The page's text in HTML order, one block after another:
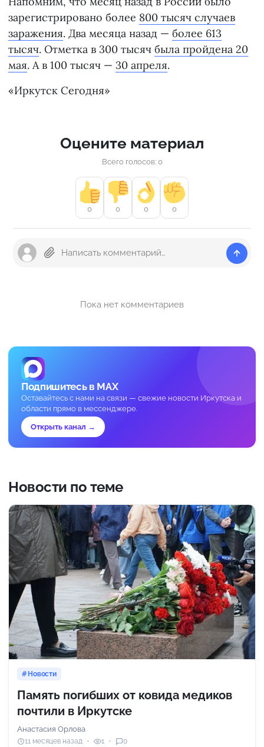
зарегистрировано более 800 тысяч случаев
заражения. Два месяца назад — более 613
тысяч. Отметка в 300 тысяч была пройдена 20
мая. А в 100 тысяч — 30 апреля.
«Иркутск Сегодня»
Оцените материал
Всего голосов: 0
0 0 0 0
Пока нет комментариев
Подпишитесь в MAX
Оставайтесь с нами на связи — свежие новости Иркутска и
области прямо в мессенджере.
Открыть канал →
Новости по теме
Новости
Память погибших от ковида медиков
почтили в Иркутске
Анастасия Орлова
11 месяцев назад 1 0